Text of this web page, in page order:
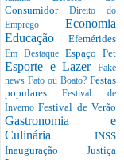
Consumidor Direito do
Emprego Economia
Educação Efemérides
Em Destaque Espaço Pet
Esporte e Lazer
Fake
news Fato ou Boato? Festas
popularesFestival de
InvernoFestival de Verão
Gastronomia e
Culinária INSS
Inauguração Justiça